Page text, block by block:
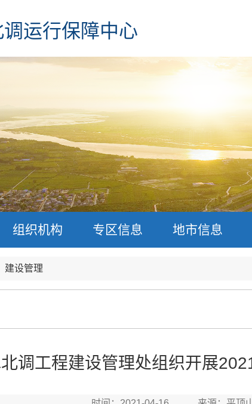
运行保障中心
组织机构 专区信息 地市信息
建设管理
调工程建设管理处组织开展